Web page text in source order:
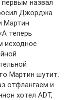
назвал
Джорджа
Мартин
теперь
исходное
Мартин шутит.
отфлангаем и
хотел ADT,